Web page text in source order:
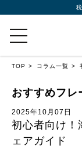
TOP コラム一覧
おすすめフレ
2025年10月07日
初心者向け！
ェアガイド